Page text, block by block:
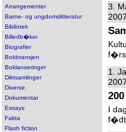
Arrangementer
Barne- og ungdomslitteratur
Bibliotek
Billedb�ker
Biografier
Bokbransjen
Boklanseringer
Diktsamlinger
Diverse
Dokumentar
Essays
Fakta
Flash fiction
3.
1.
I